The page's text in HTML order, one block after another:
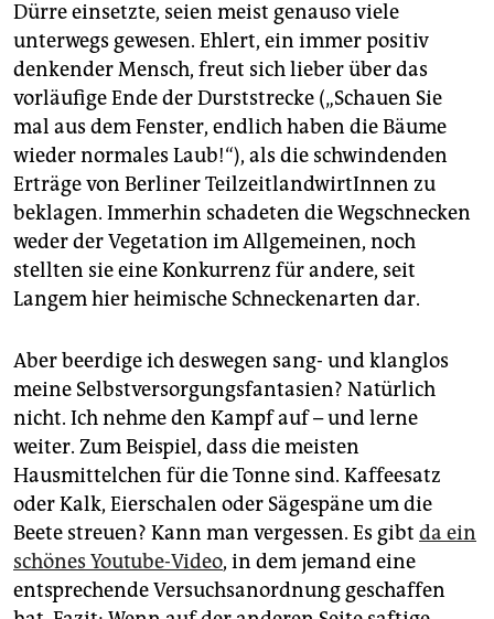
Dürre einsetzte, seien meist genauso viele
unterwegs gewesen. Ehlert, ein immer positiv
denkender Mensch, freut sich lieber über das
vorläufige Ende der Durststrecke („Schauen Sie
mal aus dem Fenster, endlich haben die Bäume
wieder normales Laub!“), als die schwindenden
Erträge von Berliner TeilzeitlandwirtInnen zu
beklagen. Immerhin schadeten die Wegschnecken
weder der Vegetation im Allgemeinen, noch
stellten sie eine Konkurrenz für andere, seit
Langem hier heimische Schneckenarten dar.
Aber beerdige ich deswegen sang- und klanglos
meine Selbstversorgungsfantasien? Natürlich
nicht. Ich nehme den Kampf auf – und lerne
weiter. Zum Beispiel, dass die meisten
Hausmittelchen für die Tonne sind. Kaffeesatz
oder Kalk, Eierschalen oder Sägespäne um die
Beete streuen? Kann man vergessen. Es gibt da ein
schönes Youtube-Video, in dem jemand eine
entsprechende Versuchsanordnung geschaffen